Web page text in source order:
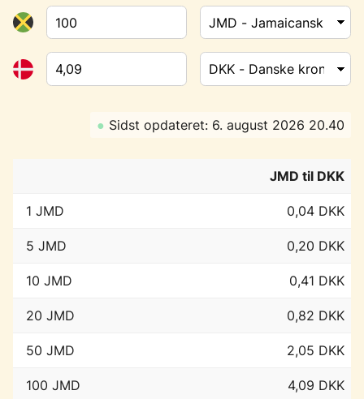
● Sidst opdateret: 6. august 2026 20.40
JMD til DKK
1 JMD 0,04 DKK
5 JMD 0,20 DKK
10 JMD 0,41 DKK
20 JMD 0,82 DKK
50 JMD 2,05 DKK
100 JMD 4,09 DKK